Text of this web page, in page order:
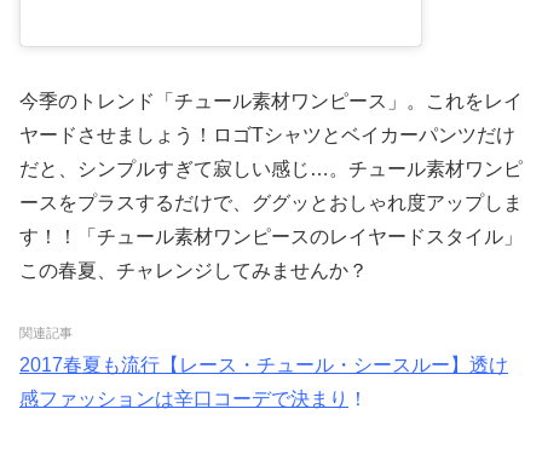
今季のトレンド「チュール素材ワンピース」。これをレイ
ヤードさせましょう！ロゴTシャツとベイカーパンツだけ
だと、シンプルすぎて寂しい感じ…。チュール素材ワンピ
ースをプラスするだけで、ググッとおしゃれ度アップしま
す！！「チュール素材ワンピースのレイヤードスタイル」
この春夏、チャレンジしてみませんか？
関連記事
2017春夏も流行【レース・チュール・シースルー】透け
感ファッションは辛口コーデで決まり
！